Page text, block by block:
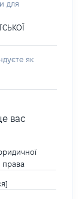
для
як
вас
права